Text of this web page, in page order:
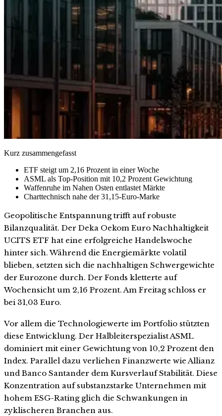
Kurz zusammengefasst
ETF steigt um 2,16 Prozent in einer Woche
ASML als Top-Position mit 10,2 Prozent Gewichtung
Waffenruhe im Nahen Osten entlastet Märkte
Charttechnisch nahe der 31,15-Euro-Marke
Geopolitische Entspannung trifft auf robuste
Bilanzqualität. Der Deka Oekom Euro Nachhaltigkeit
UCITS ETF hat eine erfolgreiche Handelswoche
hinter sich. Während die Energiemärkte volatil
blieben, setzten sich die nachhaltigen Schwergewichte
der Eurozone durch. Der Fonds kletterte auf
Wochensicht um 2,16 Prozent. Am Freitag schloss er
bei 31,03 Euro.
Vor allem die Technologiewerte im Portfolio stützten
diese Entwicklung. Der Halbleiterspezialist ASML
dominiert mit einer Gewichtung von 10,2 Prozent den
Index. Parallel dazu verliehen Finanzwerte wie Allianz
und Banco Santander dem Kursverlauf Stabilität. Diese
Konzentration auf substanzstarke Unternehmen mit
hohem ESG-Rating glich die Schwankungen in
zyklischeren Branchen aus.